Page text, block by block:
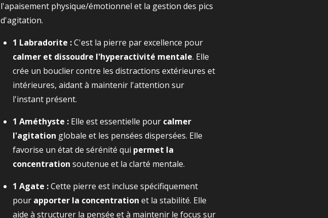
l'apaisement physique/émotionnel et la gestion des pics
d'agitation.
1 Labradorite :C'est la pierre par excellence pour
calmer et dissoudre l'hyperactivité mentale. Elle
crée un bouclier contre les distractions extérieures et
intérieures, aidant à maintenir l'attention sur
l'instant présent.
1 Améthyste : Elle est essentielle pour calmer
l'agitation globale et les pensées dispersées. Elle
favorise un état de sérénité qui permet la
concentration soutenue et la clarté mentale.
1 Agate :Cette pierre est incluse spécifiquement
pour apporter la concentration et la stabilité. Elle
aide à structurer la pensée et à maintenir le focus sur